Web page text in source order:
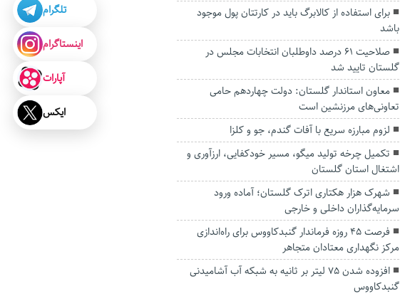
برای استفاده از کالابرگ باید در کارتتان پول موجود
باشد
صلاحیت ۶۱ درصد داوطلبان انتخابات مجلس در
گلستان تایید شد
معاون استاندار گلستان: دولت چهاردهم حامی
تعاونی‌های مرزنشین است
لزوم مبارزه سریع با آفات گندم، جو و کلزا
تکمیل چرخه تولید میگو، مسیر خودکفایی، ارزآوری و
اشتغال استان گلستان
شهرک هزار هکتاری اترک گلستان؛ آماده ورود
سرمایه‌گذاران داخلی و خارجی
فرصت ۴۵ روزه فرماندار گنبدکاووس برای راه‌اندازی
مرکز نگهداری معتادان متجاهر
افزوده شدن ۷۵ لیتر بر ثانیه به شبکه آب آشامیدنی
گنبدکاووس
تلگرام
اینستاگرام
آپارات
ایکس